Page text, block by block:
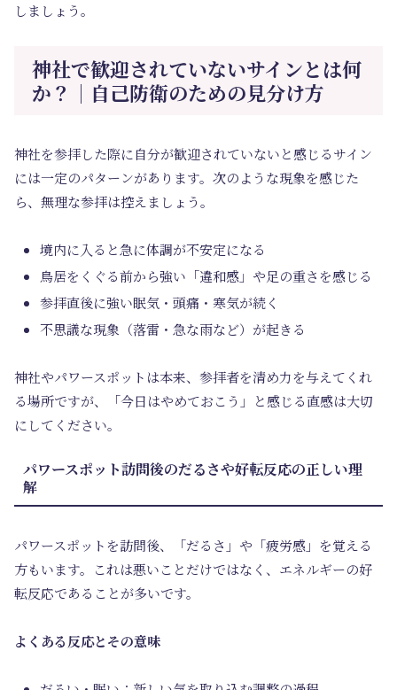
しましょう。
神社で歓迎されていないサインとは何
か？｜自己防衛のための見分け方
神社を参拝した際に自分が歓迎されていないと感じるサイン
には一定のパターンがあります。次のような現象を感じた
ら、無理な参拝は控えましょう。
境内に入ると急に体調が不安定になる
鳥居をくぐる前から強い「違和感」や足の重さを感じる
参拝直後に強い眠気・頭痛・寒気が続く
不思議な現象（落雷・急な雨など）が起きる
神社やパワースポットは本来、参拝者を清め力を与えてくれ
る場所ですが、「今日はやめておこう」と感じる直感は大切
にしてください。
パワースポット訪問後のだるさや好転反応の正しい理
解
パワースポットを訪問後、「だるさ」や「疲労感」を覚える
方もいます。これは悪いことだけではなく、エネルギーの好
転反応であることが多いです。
よくある反応とその意味